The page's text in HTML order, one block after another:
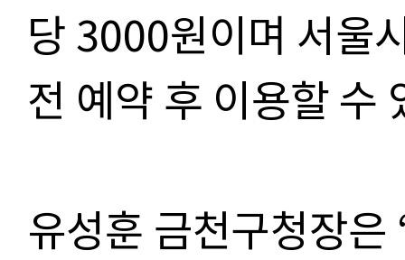
당3000원이며 서울
전 예약 후 이용할 수
유성훈 금천구청장은